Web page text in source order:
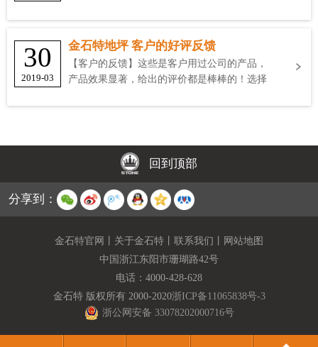
30
2019-03
金石特地坪 客户的好评反馈
【客户的反馈】这些是客户用过公司的产品，
产品效果显著，给出的评价都是棒棒的！选择
回到顶部
分享到：
金石特官网 关于金石特 联系我们
网站地图
中国浙江东阳市珊瑚路42号
电话： 4000-428-628
金石特 版权所有 2000-2020浙ICP备11065838号-3
浙公网安备 33078202000716号